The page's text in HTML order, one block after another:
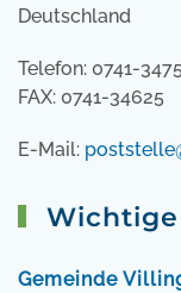
Deutschland
Telefon: 0741-
FAX: 0741-34625
E-Mail:
Gemeinde